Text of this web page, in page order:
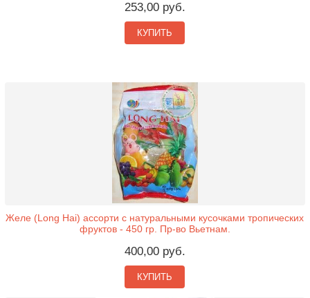
253,00 руб.
КУПИТЬ
Желе (Long Hai) ассорти с натуральными кусочками тропических
фруктов - 450 гр. Пр-во Вьетнам.
400,00 руб.
КУПИТЬ